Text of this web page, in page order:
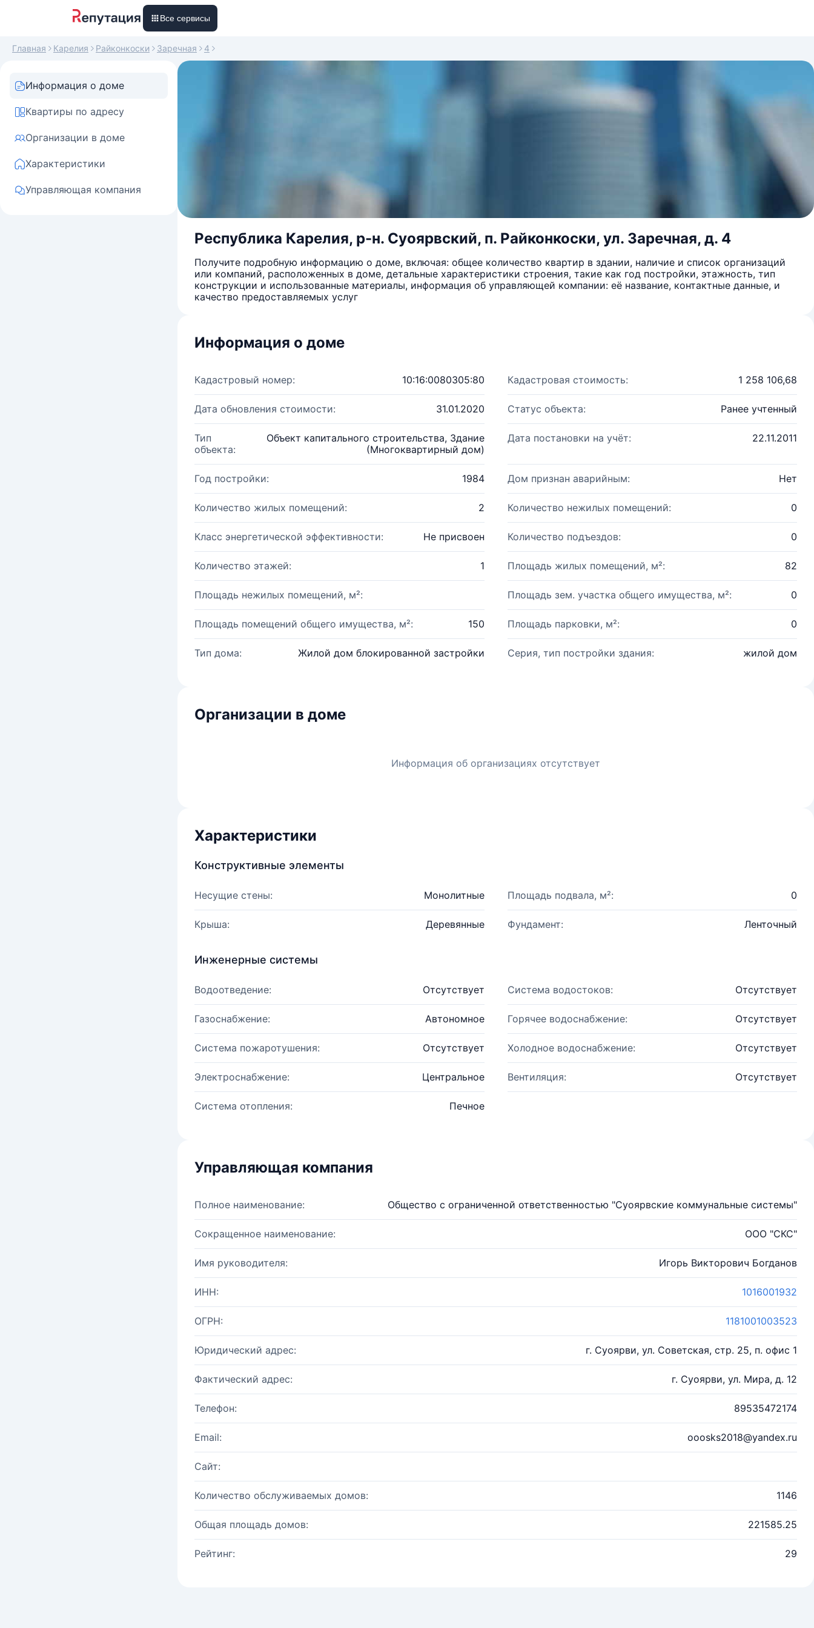
Все сервисы
Главная Карелия Райконкоски Заречная 4
Информация о доме
Квартиры по адресу
Организации в доме
Характеристики
Управляющая компания
Республика Карелия, р-н. Суоярвский, п. Райконкоски, ул. Заречная, д. 4
Получите подробную информацию о доме, включая: общее количество квартир в здании, наличие и список организаций
или компаний, расположенных в доме, детальные характеристики строения, такие как год постройки, этажность, тип
конструкции и использованные материалы, информация об управляющей компании: её название, контактные данные, и
качество предоставляемых услуг
Информация о доме
Кадастровый номер: 10:16:0080305:80 Кадастровая стоимость: 1 258 106,68
Дата обновления стоимости: 31.01.2020 Статус объекта: Ранее учтенный
Тип
объекта:
Объект капитального строительства, Здание
(Многоквартирный дом)
Дата постановки на учёт: 22.11.2011
Год постройки: 1984 Дом признан аварийным: Нет
Количество жилых помещений: 2 Количество нежилых помещений: 0
Класс энергетической эффективности: Не присвоен Количество подъездов: 0
Количество этажей: 1 Площадь жилых помещений, м²: 82
Площадь нежилых помещений, м²: Площадь зем. участка общего имущества, м²: 0
Площадь помещений общего имущества, м²: 150 Площадь парковки, м²: 0
Тип дома: Жилой дом блокированной застройки Серия, тип постройки здания: жилой дом
Организации в доме
Информация об организациях отсутствует
Характеристики
Конструктивные элементы
Несущие стены: Монолитные Площадь подвала, м²: 0
Крыша: Деревянные Фундамент: Ленточный
Инженерные системы
Водоотведение: Отсутствует Система водостоков: Отсутствует
Газоснабжение: Автономное Горячее водоснабжение: Отсутствует
Система пожаротушения: Отсутствует Холодное водоснабжение: Отсутствует
Электроснабжение: Центральное Вентиляция: Отсутствует
Система отопления: Печное
Управляющая компания
Полное наименование: Общество с ограниченной ответственностью "Суоярвские коммунальные системы"
Сокращенное наименование: ООО "СКС"
Имя руководителя: Игорь Викторович Богданов
ИНН: 1016001932
ОГРН: 1181001003523
Юридический адрес: г. Суоярви, ул. Советская, стр. 25, п. офис 1
Фактический адрес: г. Суоярви, ул. Мира, д. 12
Телефон: 89535472174
Email: ooosks2018@yandex.ru
Сайт:
Количество обслуживаемых домов: 1146
Общая площадь домов: 221585.25
Рейтинг: 29